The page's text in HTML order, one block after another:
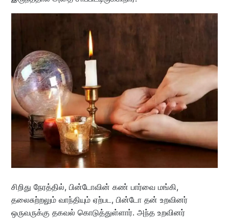
சிறிது நேரத்தில், பின்டோவின் கண் பார்வை மங்கி,
தலைசுற்றலும் வாந்தியும் ஏற்பட, பின்டோ தன் உறவினர்
ஒருவருக்கு தகவல் கொடுத்துள்ளார். அந்த உறவினர்